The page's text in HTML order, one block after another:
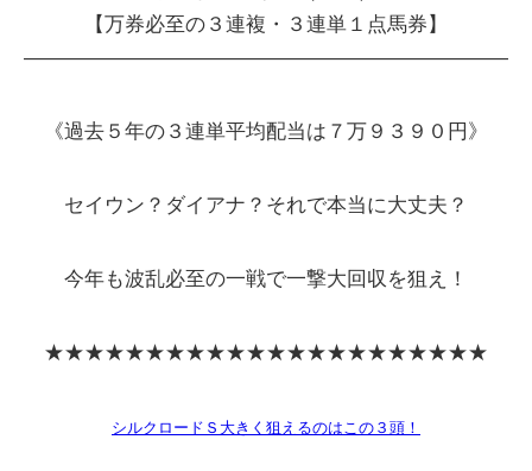
【万券必至の３連複・３連単１点馬券】
――――――――――――――――――――――――
《過去５年の３連単平均配当は７万９３９０円》
セイウン？ダイアナ？それで本当に大丈夫？
今年も波乱必至の一戦で一撃大回収を狙え！
★★★★★★★★★★★★★★★★★★★★★★
シルクロードＳ大きく狙えるのはこの３頭！